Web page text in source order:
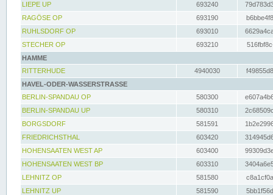
LIEPE UP
693240
RAGÖSE OP
693190
RUHLSDORF OP
693010
STECHER OP
693210
HAMME
RITTERHUDE
4940030
HAVEL-ODER-WASSERSTRASSE
BERLIN-SPANDAU OP
580300
BERLIN-SPANDAU UP
580310
BORGSDORF
581591
FRIEDRICHSTHAL
603420
HOHENSAATEN WEST AP
603400
HOHENSAATEN WEST BP
603310
LEHNITZ OP
581580
LEHNITZ UP
581590